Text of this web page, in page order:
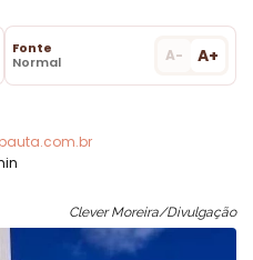
Fonte
Normal
A- A+
Clever Moreira/Divulgação